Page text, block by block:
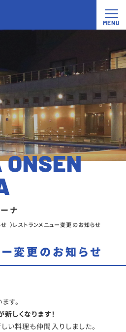
ナ
レストランメニュー変更のお知らせ
変更のお知らせ
す。
しくなります！
い料理も仲間入りしました。